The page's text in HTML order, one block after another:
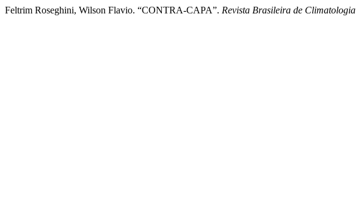
Feltrim Roseghini, Wilson Flavio. “CONTRA-CAPA”. Revista Brasileira de Climatologia